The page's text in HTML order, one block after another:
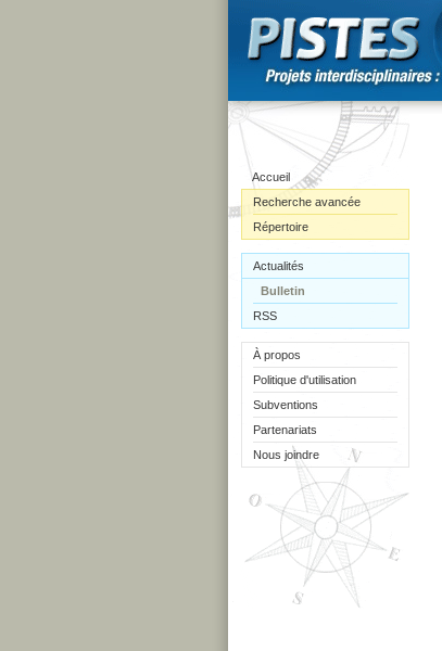
Accueil
Recherche avancée
Répertoire
Actualités
Bulletin
RSS
À propos
Politique d'utilisation
Subventions
Partenariats
Nous joindre